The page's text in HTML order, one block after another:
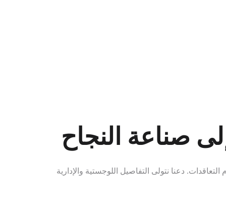
صناعة النجاح
دعنا نتولى التفاصيل اللوجستية والإدارية